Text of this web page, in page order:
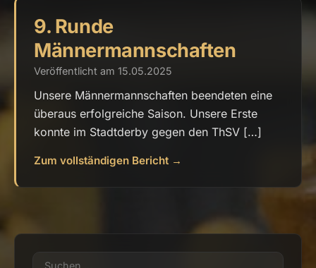
9. Runde
Männermannschaften
Veröffentlicht am 15.05.2025
Unsere Männermannschaften beendeten eine
überaus erfolgreiche Saison. Unsere Erste
konnte im Stadtderby gegen den ThSV […]
Zum vollständigen Bericht →
Suchen